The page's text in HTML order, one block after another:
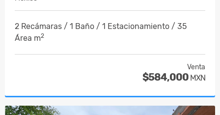
2 Recámaras / 1 Baño / 1 Estacionamiento / 35
Área m2
Venta
$584,000 MXN